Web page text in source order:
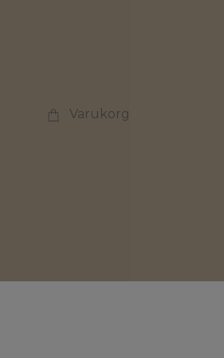
Varukorg